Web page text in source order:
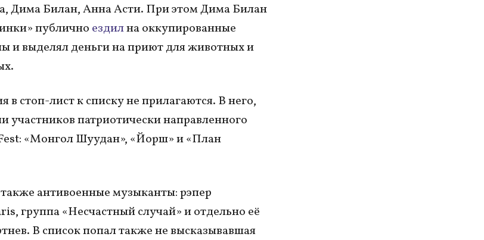
Дима Билан, Анна Асти. При этом Дима Билан
публично ездилна оккупированные
и выделял деньги на приют для животных и
стоп-лист к списку не прилагаются. В него,
участников патриотически направленного
«Монгол Шуудан», «Йорш» и «План
антивоенные музыканты: рэпер
группа «Несчастный случай» и отдельно её
В список попал также не высказывавшая